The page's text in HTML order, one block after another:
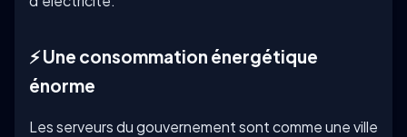
⚡ Une consommation énergétique
énorme
Les serveurs du gouvernement sont comme une ville